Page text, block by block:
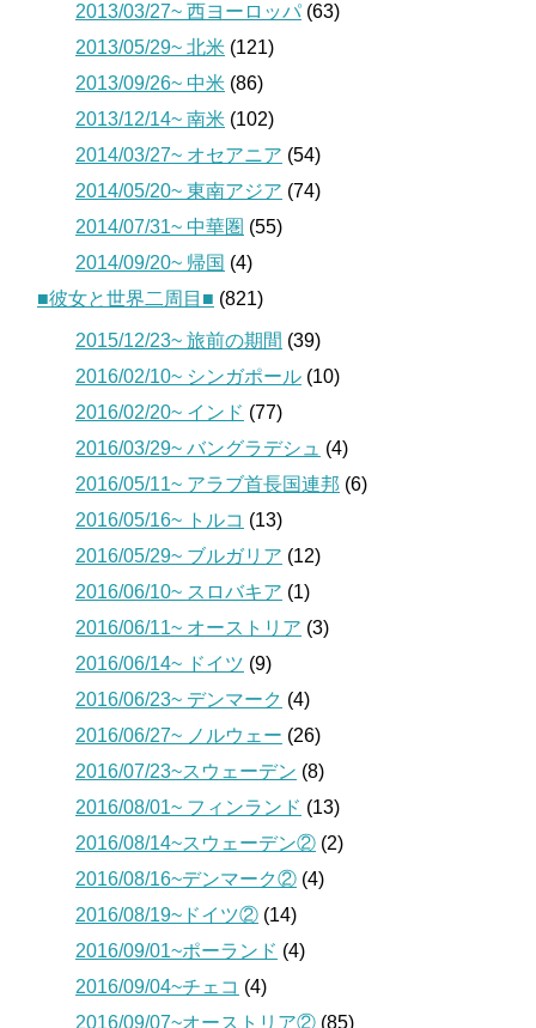
2013/03/27~ 西ヨーロッパ (63)
2013/05/29~ 北米 (121)
2013/09/26~ 中米 (86)
2013/12/14~ 南米 (102)
2014/03/27~ オセアニア (54)
2014/05/20~ 東南アジア (74)
2014/07/31~ 中華圏 (55)
2014/09/20~ 帰国 (4)
■彼女と世界二周目■ (821)
2015/12/23~ 旅前の期間 (39)
2016/02/10~ シンガポール (10)
2016/02/20~ インド (77)
2016/03/29~ バングラデシュ (4)
2016/05/11~ アラブ首長国連邦 (6)
2016/05/16~ トルコ (13)
2016/05/29~ ブルガリア (12)
2016/06/10~ スロバキア (1)
2016/06/11~ オーストリア (3)
2016/06/14~ ドイツ (9)
2016/06/23~ デンマーク (4)
2016/06/27~ ノルウェー (26)
2016/07/23~スウェーデン (8)
2016/08/01~ フィンランド (13)
2016/08/14~スウェーデン② (2)
2016/08/16~デンマーク② (4)
2016/08/19~ドイツ② (14)
2016/09/01~ポーランド (4)
2016/09/04~チェコ (4)
2016/09/07~オーストリア② (85)